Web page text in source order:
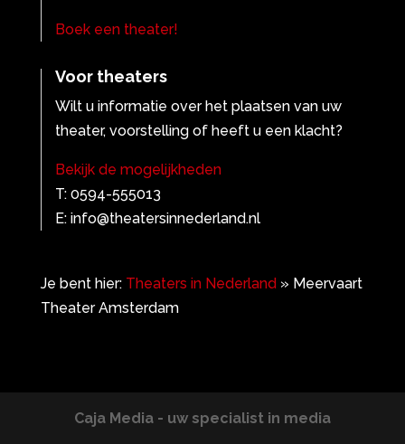
Boek een theater!
Voor theaters
Wilt u informatie over het plaatsen van uw
theater, voorstelling of heeft u een klacht?
Bekijk de mogelijkheden
T: 0594-555013
E: info@theatersinnederland.nl
Je bent hier: Theaters in Nederland» Meervaart
Theater Amsterdam
Caja Media - uw specialist in media